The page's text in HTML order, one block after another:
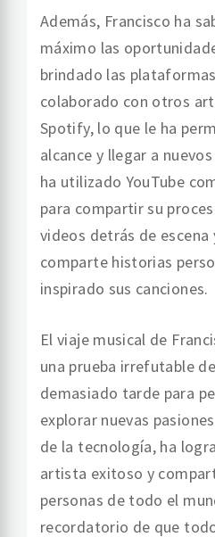
Además, Francisco ha
máximo las
brindado las
colaborado con otros
Spotify, lo que le ha
alcance y llegar a
ha utilizado YouTube
para compartir su
videos detrás de escena
comparte historias
inspirado sus canciones.
El viaje musical de
una prueba irrefutable
demasiado tarde para
explorar nuevas
de la tecnología, ha
artista exitoso y
personas de todo el
recordatorio de que